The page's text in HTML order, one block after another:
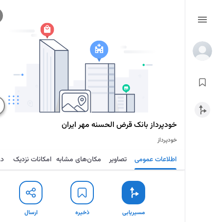
خودپرداز بانک قرض الحسنه مهر ایران
خودپرداز
اطلاعات عمومی تصاویر مکان‌های مشابه امکانات نزدیک
مسیریابی ذخیره ارسال